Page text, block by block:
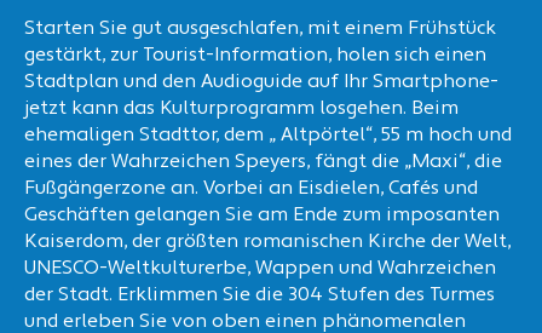
Starten Sie gut ausgeschlafen, mit einem Frühstück
gestärkt, zur Tourist-Information, holen sich einen
Stadtplan und den Audioguide auf Ihr Smartphone-
jetzt kann das Kulturprogramm losgehen. Beim
ehemaligen Stadttor, dem „ Altpörtel“, 55 m hoch und
eines der Wahrzeichen Speyers, fängt die „Maxi“, die
Fußgängerzone an. Vorbei an Eisdielen, Cafés und
Geschäften gelangen Sie am Ende zum imposanten
Kaiserdom, der größten romanischen Kirche der Welt,
UNESCO-Weltkulturerbe, Wappen und Wahrzeichen
der Stadt. Erklimmen Sie die 304 Stufen des Turmes
und erleben Sie von oben einen phänomenalen